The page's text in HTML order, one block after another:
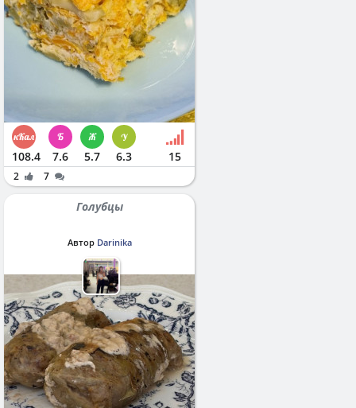
108.4 7.6 5.7 6.3 15
2 7
Голубцы
Автор Darinika